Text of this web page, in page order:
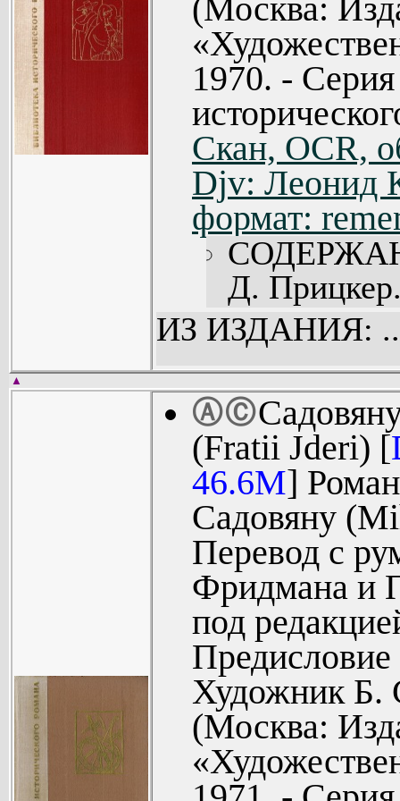
Глава XIX.
Глава
Глава XXI.
на престол
Глава
(89).
Глава
(92).
Глава
(95).
Глава
террасе
Глава
Глава
(106).
Глава
Исмаил
(110).
Глава
посещения
Глава
аль-Хади
Глава
(Москва:
1970. -
Скан, OCR,
Djv: Леонид
формат:
Д.
Двор
Сарагоса
ИЗ ИЗДАНИЯ:
▲
ⒶⒸ
(Fratii Jderi) [
46.6M]
Садовяну
Перевод с
Фридмана и
под
Художник Б.
(Москва: